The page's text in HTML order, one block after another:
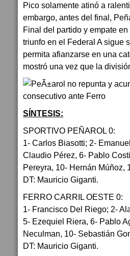
Pico solamente atinó a
embargo, antes del final,
Final del partido y empate
triunfo en el Federal A sigue
permita afianzarse en una
mostró una vez que la
SÍNTESIS:
SPORTIVO PEÑAROL 0:
1- Carlos Biasotti; 2-
Claudio Pérez, 6- Pablo
Pereyra, 10- Hernán Múñoz,
DT: Mauricio Giganti.
FERRO CARRIL OESTE 0:
1- Francisco Del Riego; 2-
5- Ezequiel Riera, 6- Pablo
Neculman, 10- Sebastián
DT: Mauricio Giganti.